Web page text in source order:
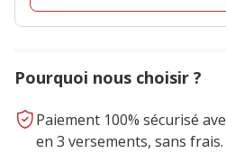
Pourquoi nous choisir ?
Paiement 100% sécurisé
en 3 versements, sans frais.